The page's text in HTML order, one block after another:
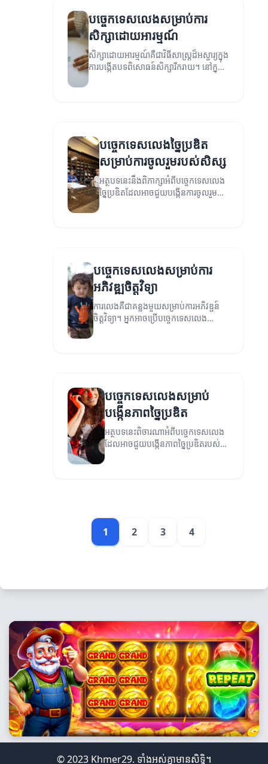
បច្ចេកទេសលេងសម្រាប់ការ
សិក្សាដោយអារម្មណ៍
សិក្សាដោយអារម្មណ៍គឺជាវិធីសាស្រ្តដ៏អស្ចារ្យក្នុង
ការបង្កើតបទពិសោធន៍សិក្សារីករាយ។ នៅក្នុង
បច្ចេកទេសលេងច្នៃប្រឌិត
សម្រាប់ការចូលរួមរបស់សិស្ស
អត្ថបទនេះនឹងពិភាក្សាអំពីបច្ចេកទេសលេង
ច្នៃប្រឌិតដែលអាចជួយបង្កើនការចូលរួម
របស់សិស្សក្នុងការរៀន។
បច្ចេកទេសលេងសម្រាប់ការ
អភិវឌ្ឍចិត្តវិទ្យា
ការលេងគឺជាគន្លងមួយសម្រាប់ការអភិវឌ្ផន៍
ចិត្តវិទ្យា។ អ្នកអាចប្រើបច្ចេកទេសលេង
បច្ចេកទេសលេងសម្រាប់
បង្កើនភាពច្នៃប្រឌិត
អត្ថបទនេះពិចារណាអំពីបច្ចេកទេសលេង
ដែលអាចជួយបង្កើនភាពច្នៃប្រឌិតរបស់
1 2 3 4
© 2023 Khmer29. ទាំងអស់គ្នាមានសិទ្ធិ។